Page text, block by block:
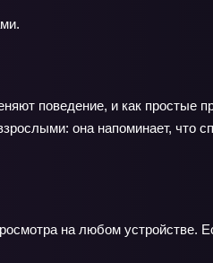
поведение, и как простые
она напоминает, что
на любом устройстве.